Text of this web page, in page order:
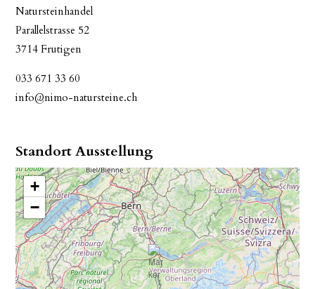
Natursteinhandel
Parallelstrasse 52
3714 Frutigen
033 671 33 60
info@nimo-natursteine.ch
Standort Ausstellung
+
−